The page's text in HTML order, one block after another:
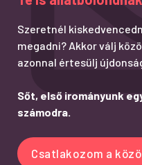
Szeretnél
megadni? Akkor válj
azonnal értesülj
Sőt, első irományunk
számodra.
Csatlakozom a